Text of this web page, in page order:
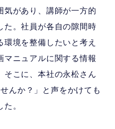
気があり、講師が一方的
た。社員が各自の隙間時
境を整備したいと考え
マニュアルに関する情報
そこに、本社の永松さん
んか？」と声をかけても
。